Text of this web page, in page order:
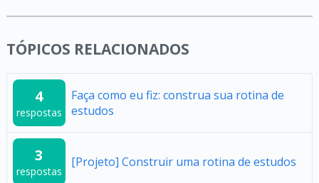
TÓPICOS RELACIONADOS
4
respostas
Faça como eu fiz: construa sua rotina de
estudos
3
respostas
[Projeto] Construir uma rotina de estudos